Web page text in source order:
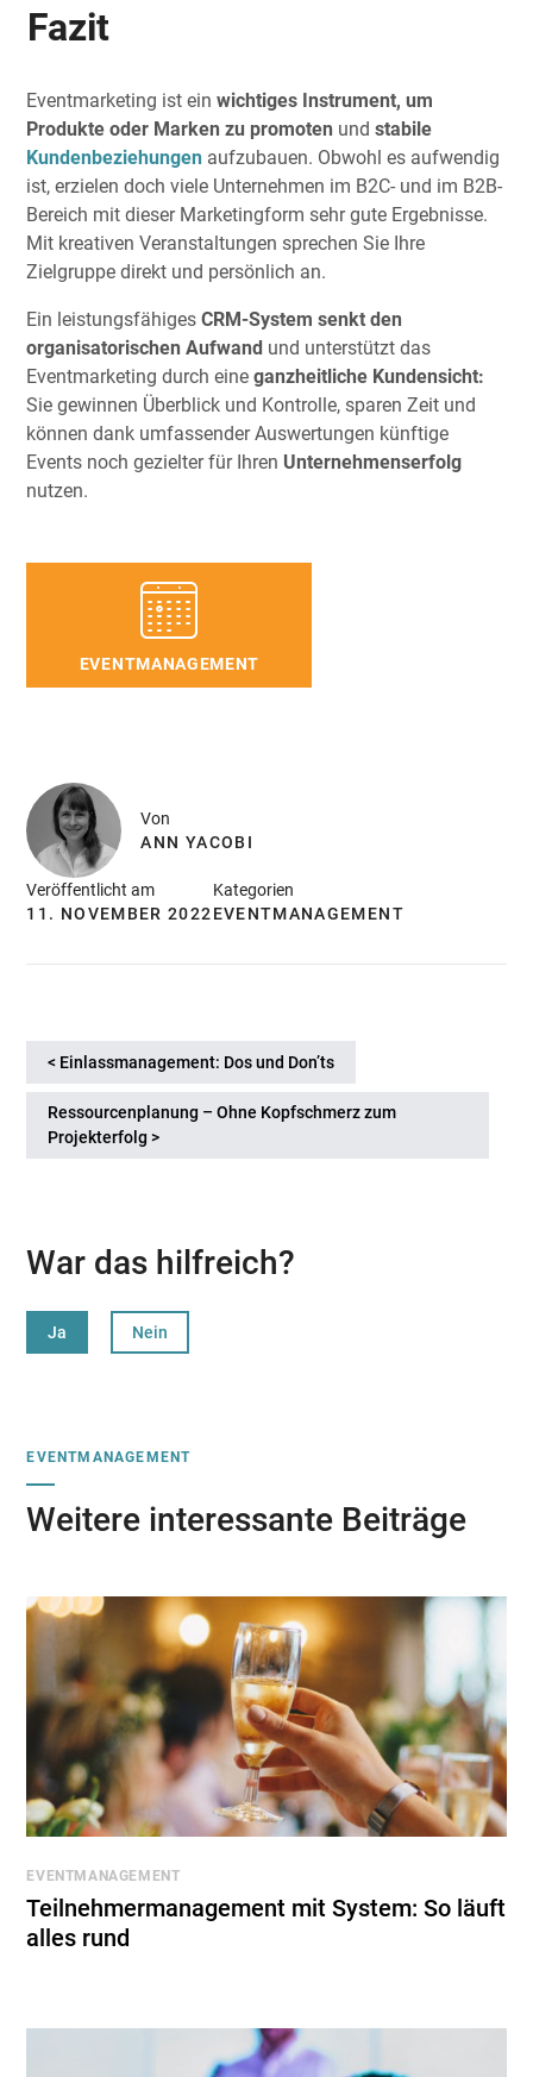
Fazit
Eventmarketing ist einwichtiges Instrument, um
Produkte oder Marken zu promoten undstabile
Kundenbeziehungen aufzubauen. Obwohl es aufwendig
ist, erzielen doch viele Unternehmen im B2C- und im B2B-
Bereich mit dieser Marketingform sehr gute Ergebnisse.
Mit kreativen Veranstaltungen sprechen Sie Ihre
Zielgruppe direkt und persönlich an.
Ein leistungsfähigesCRM-System senkt den
organisatorischen Aufwand und unterstützt das
Eventmarketing durch eineganzheitliche Kundensicht:
Sie gewinnen Überblick und Kontrolle, sparen Zeit und
können dank umfassender Auswertungen künftige
Events noch gezielter für Ihren Unternehmenserfolg
nutzen.
EVENTMANAGEMENT
Von
ANN YACOBI
Veröffentlicht am
11. NOVEMBER 2022
Kategorien
EVENTMANAGEMENT
< Einlassmanagement: Dos und Don’ts
Ressourcenplanung – Ohne Kopfschmerz zum
Projekterfolg >
War das hilfreich?
Ja Nein
EVENTMANAGEMENT
Weitere interessante Beiträge
EVENTMANAGEMENT
Teilnehmermanagement mit System: So läuft
alles rund